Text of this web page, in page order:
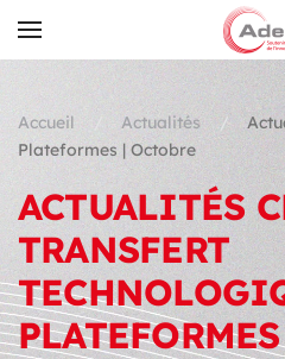
Skip to main content
Accueil Actualités
Plateformes | Octobre
ACTUALITÉS
TRANSFERT
PLATEFORMES